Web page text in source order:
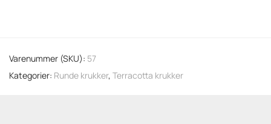
Varenummer (SKU): 57
Kategorier: Runde krukker, Terracotta krukker